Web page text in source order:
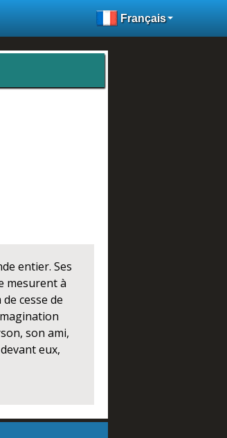
Français
entier. Ses
mesurent à
cesse de
son ami,
eux,